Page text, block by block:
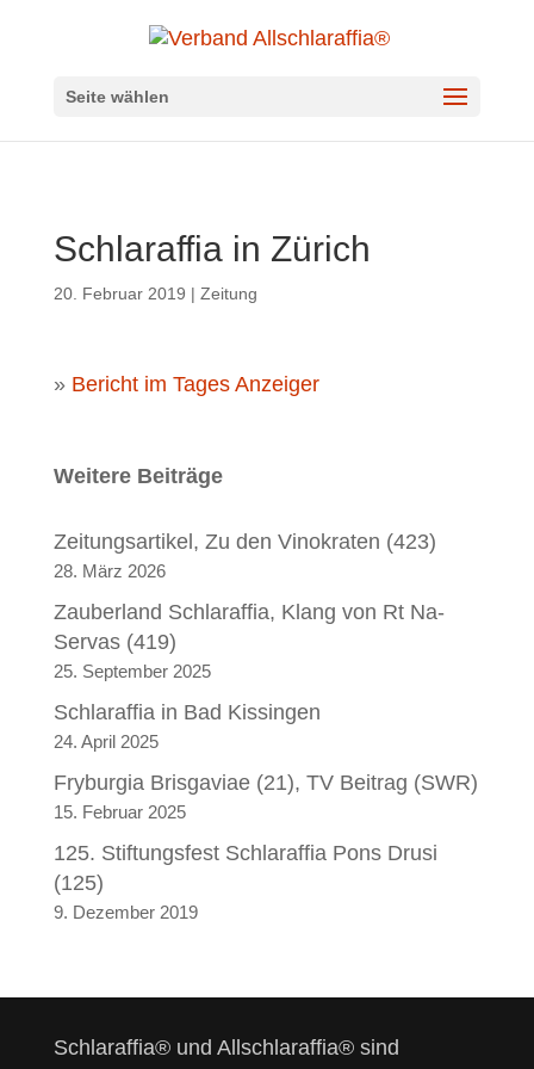
Seite wählen
Schlaraffia in Zürich
20. Februar 2019 | Zeitung
» Bericht im Tages Anzeiger
Weitere Beiträge
Zeitungsartikel, Zu den Vinokraten (423)
28. März 2026
Zauberland Schlaraffia, Klang von Rt Na-
Servas (419)
25. September 2025
Schlaraffia in Bad Kissingen
24. April 2025
Fryburgia Brisgaviae (21), TV Beitrag (SWR)
15. Februar 2025
125. Stiftungsfest Schlaraffia Pons Drusi
(125)
9. Dezember 2019
Schlaraffia® und Allschlaraffia® sind